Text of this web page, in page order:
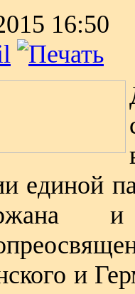
16:50
единой
и